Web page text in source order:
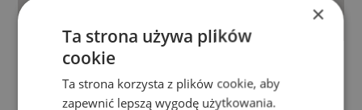
×
Ta strona używa plików
cookie
Ta strona korzysta z plików cookie, aby
zapewnić lepszą wygodę użytkowania.